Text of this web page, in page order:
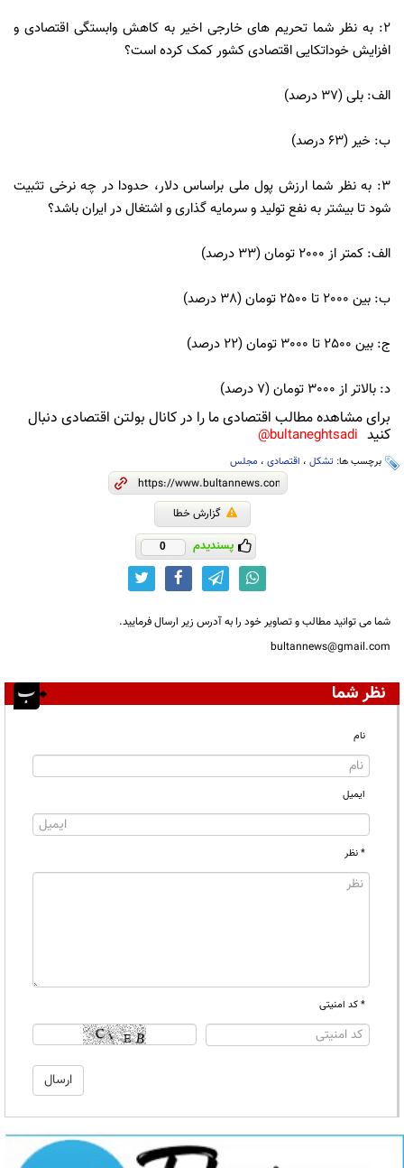
2: به نظر شما تحریم های خارجی اخیر به کاهش وابستگی اقتصادی و
افزایش خوداتکایی اقتصادی کشور کمک کرده است؟
الف: بلی (37 درصد)
ب: خیر (63 درصد)
3: به نظر شما ارزش پول ملی براساس دلار، حدودا در چه نرخی تثبیت
شود تا بیشتر به نفع تولید و سرمایه گذاری و اشتغال در ایران باشد؟
الف: کمتر از 2000 تومان (33 درصد)
ب: بین 2000 تا 2500 تومان (38 درصد)
ج: بین 2500 تا 3000 تومان (22 درصد)
د: بالاتر از 3000 تومان (7 درصد)
برای مشاهده مطالب اقتصادی ما را در کانال بولتن اقتصادی دنبال
کنید bultaneghtsadi@
برچسب ها: تشکل ، اقتصادی ، مجلس
گزارش خطا
پسندیدم 0
شما می توانید مطالب و تصاویر خود را به آدرس زیر ارسال فرمایید.
bultannews@gmail.com
نظر شما
نام
ایمیل
* نظر
* کد امنیتی